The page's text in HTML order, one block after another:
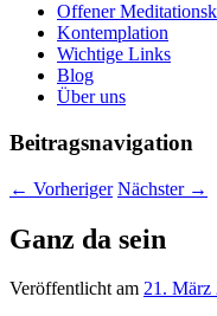
Offener
Kontemplation
Wichtige Links
Blog
Über uns
Beitragsnavigation
← Vorheriger Nächster →
Ganz da sein
Veröffentlicht am 21. März